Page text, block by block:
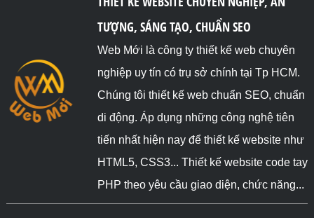
TƯỢNG, SÁNG TẠO, CHUẨN SEO
Web Mới là công ty thiết kế web chuyên
nghiệp uy tín có trụ sở chính tại Tp HCM.
Chúng tôi thiết kế web chuẩn SEO, chuẩn
di động. Áp dụng những công nghệ tiên
tiến nhất hiện nay để thiết kế website như
HTML5, CSS3... Thiết kế website code tay
PHP theo yêu cầu giao diện, chức năng...